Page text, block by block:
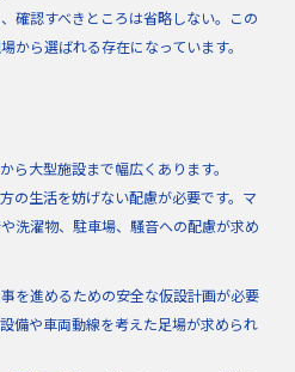
確認すべきところは省略しない。この
から選ばれる存在になっています。
ら大型施設まで幅広くあります。
の生活を妨げない配慮が必要です。マ
洗濯物、駐車場、騒音への配慮が求め
を進めるための安全な仮設計画が必要
備や車両動線を考えた足場が求められ